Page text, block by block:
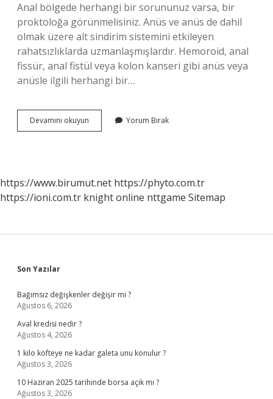
Anal bölgede herhangi bir sorununuz varsa, bir
proktoloğa görünmelisiniz. Anüs ve anüs de dahil
olmak üzere alt sindirim sistemini etkileyen
rahatsızlıklarda uzmanlaşmışlardır. Hemoroid, anal
fissür, anal fistül veya kolon kanseri gibi anüs veya
anüsle ilgili herhangi bir…
Devamını okuyun Bağırsak
Düğümlenmesi
Yorum Bırak
https://www.birumut.net https://phyto.com.tr
https://ioni.com.tr knight online nttgame Sitemap
Sidebar
Son Yazılar
Bağımsız değişkenler değişir mi ?
Ağustos 6, 2026
Aval kredisi nedir ?
Ağustos 4, 2026
1 kilo köfteye ne kadar galeta unu konulur ?
Ağustos 3, 2026
10 Haziran 2025 tarihinde borsa açık mı ?
Ağustos 3, 2026